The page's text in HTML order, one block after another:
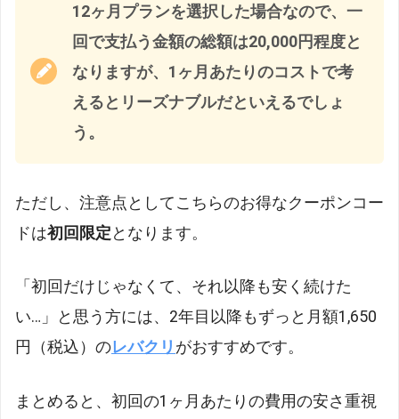
12ヶ月プランを選択した場合なので、一
回で支払う金額の総額は20,000円程度と
なりますが、1ヶ月あたりのコストで考
えるとリーズナブルだといえるでしょ
う。
ただし、注意点としてこちらのお得なクーポンコー
ドは初回限定となります。
「初回だけじゃなくて、それ以降も安く続けた
い…」と思う方には、2年目以降もずっと月額1,650
円（税込）のレバクリ がおすすめです。
まとめると、初回の1ヶ月あたりの費用の安さ重視